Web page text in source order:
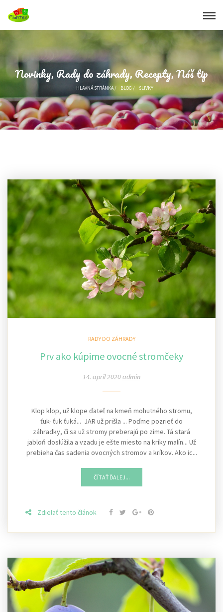
Novinky, Rady do záhrady, Recepty, Náš tip
HLAVNÁ STRÁNKA/ BLOG / SLIVKY
RADY DO ZÁHRADY
Prv ako kúpime ovocné stromčeky
14. apríl 2020admin
Klop klop, už klope ďateľ na kmeň mohutného stromu,
ťuk- ťuk ťuká... JAR už prišla ... Poďme pozrieť do
záhradky, či sa už stromy preberajú po zime. Tá stará
jabloň doslúžila a vzadu je ešte miesto na kríky malín... Už
prebieha čas sadenia ovocných stromov a kríkov. Ako ic...
ČÍTAŤ ĎALEJ...
Zdielať tento článok